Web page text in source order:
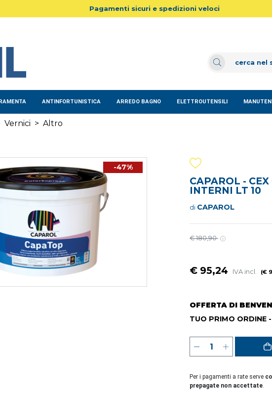
Pagamenti sicuri e spedizioni veloci
ANTINFORTUNISTICA ARREDO BAGNO ELETTROUTENSILI
Vernici > Altro
-47%
CAPAROL -
INTERNI LT 10
di CAPAROL
€ 180,90
€ 95,24 IVA incl. (€
OFFERTA DI
TUO PRIMO ORDINE
Per i pagamenti a rate serve
prepagate non accettate.